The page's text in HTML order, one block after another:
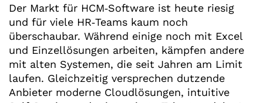
Der Markt für HCM‑Software ist heute riesig
und für viele HR‑Teams kaum noch
überschaubar. Während einige noch mit Excel
und Einzellösungen arbeiten, kämpfen andere
mit alten Systemen, die seit Jahren am Limit
laufen. Gleichzeitig versprechen dutzende
Anbieter moderne Cloudlösungen, intuitive